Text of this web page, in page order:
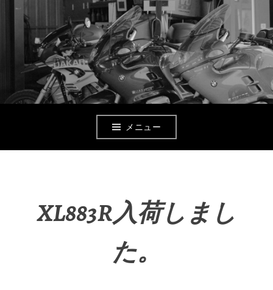
ツ
メニュー
XL883R入荷しまし
た。